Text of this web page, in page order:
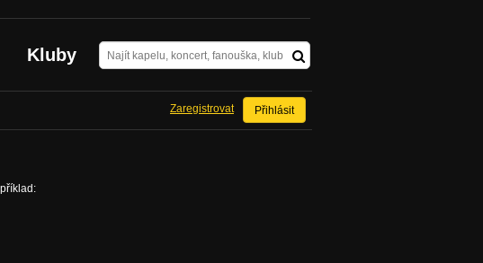
Kluby
Přihlásit
Zaregistrovat